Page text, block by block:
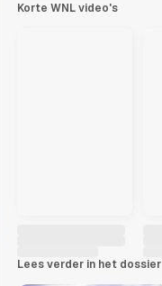
Korte WNL video's
Lees verder in het dossier